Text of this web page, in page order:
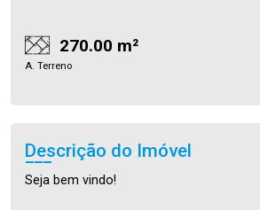
270.00 m²
A. Terreno
Descrição do Imóvel
Seja bem vindo!